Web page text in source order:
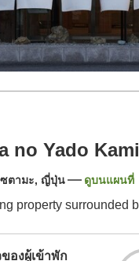
no Yado
ซตามะ, ญี่ปุ่น ดูบนแผนที่
property surrounded
องผู้เข้าพัก